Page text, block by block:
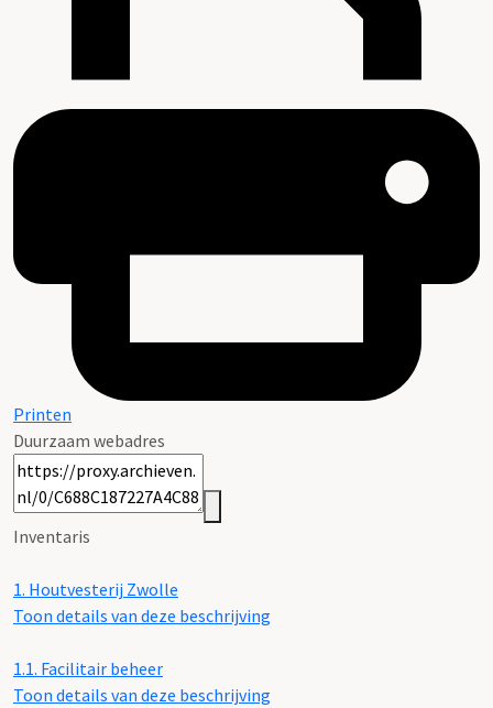
Printen
Duurzaam webadres
Inventaris
1. Houtvesterij Zwolle
Toon details van deze beschrijving
1.1. Facilitair beheer
Toon details van deze beschrijving